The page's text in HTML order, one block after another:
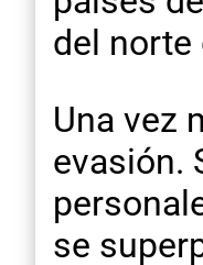
del norte
Una vez
evasión.
se